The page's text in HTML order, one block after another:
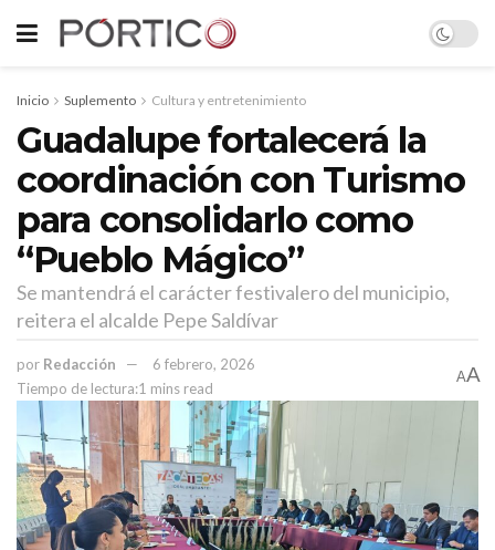
Inicio Suplemento Cultura y entretenimiento
Guadalupe fortalecerá la
coordinación con Turismo
para consolidarlo como
“Pueblo Mágico”
Se mantendrá el carácter festivalero del municipio,
reitera el alcalde Pepe Saldívar
por Redacción
6 febrero, 2026
Tiempo de lectura:1 mins read
AA